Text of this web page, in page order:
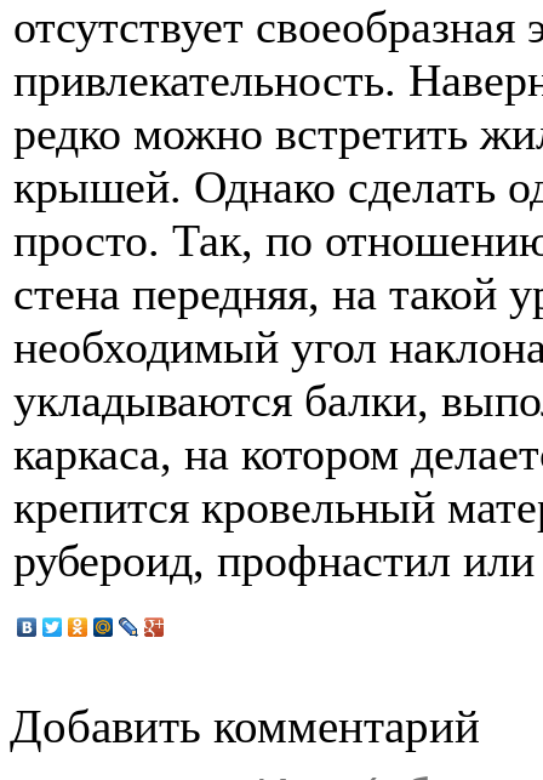
отсутствует своеобразная
привлекательность.
редко можно встретить
крышей. Однако сделать
просто. Так, по
стена передняя, на такой
необходимый угол
укладываются балки,
каркаса, на котором
крепится кровельный
рубероид, профнастил
Добавить комментарий